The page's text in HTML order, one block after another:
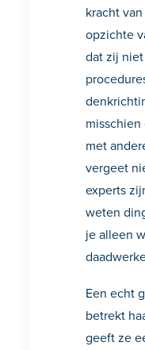
kracht
opzichte
dat zij
met
vergeet
experts
weten
je alleen
Een echt
betrekt
geeft ze